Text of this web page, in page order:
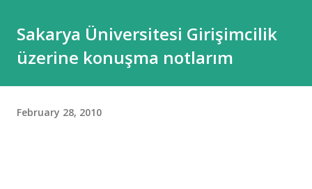
Sakarya Üniversitesi Girişimcilik
üzerine konuşma notlarım
February 28, 2010